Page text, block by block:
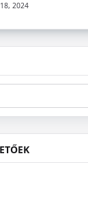
2024